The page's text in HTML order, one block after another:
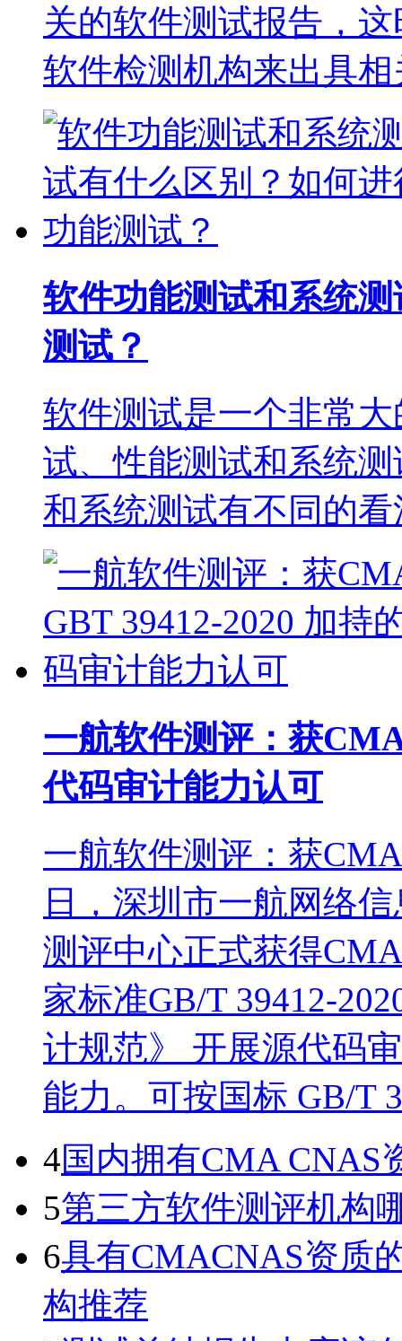
关的软件测试报告，
软件检测机构来出具
软件功能测试和系统
测试？
软件测试是一个非常
试、性能测试和系统
和系统测试有不同的看
一航软件测评：获
代码审计能力认可
一航软件测评：获
日，深圳市一航网络
测评中心正式获得
家标准GB/T 39412-
计规范》 开展源代码
能力。可按国标 GB/T
4国内拥有CMA CNAS
5第三方软件测评机构
6具有CMACNAS资质
构推荐